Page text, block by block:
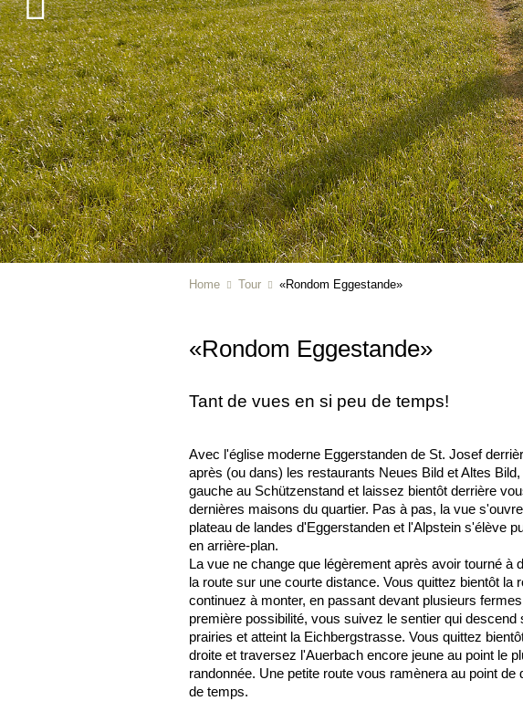
Home Tour «Rondom Eggestande»
«Rondom Eggestande»
Tant de vues en si peu de temps!
Avec l'église moderne Eggerstanden de St. Josef
après (ou dans) les restaurants Neues Bild et Altes
gauche au Schützenstand et laissez bientôt derrière
dernières maisons du quartier. Pas à pas, la vue
plateau de landes d'Eggerstanden et l'Alpstein s'élève
en arrière-plan.
La vue ne change que légèrement après avoir tourné à
la route sur une courte distance. Vous quittez bientôt la
continuez à monter, en passant devant plusieurs
première possibilité, vous suivez le sentier qui descend
prairies et atteint la Eichbergstrasse. Vous quittez
droite et traversez l'Auerbach encore jeune au point le
randonnée. Une petite route vous ramènera au point de
de temps.